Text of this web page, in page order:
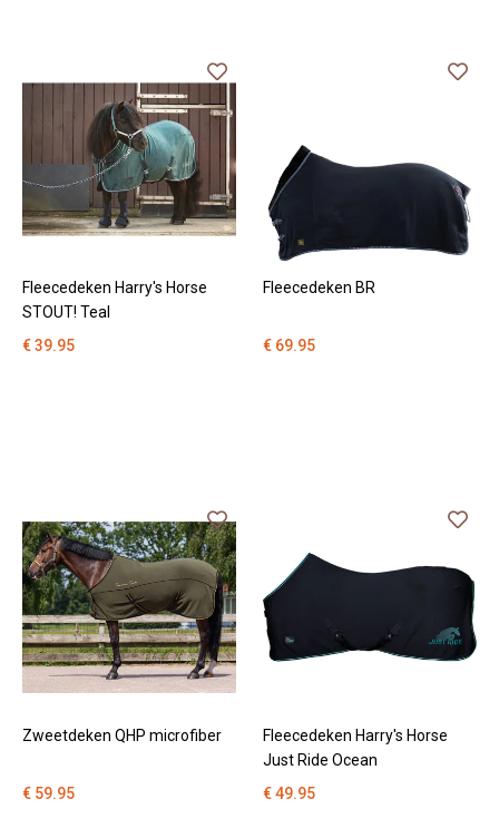
Fleecedeken Harry's Horse
STOUT! Teal
€ 39.95
Fleecedeken BR
€ 69.95
Zweetdeken QHP microfiber
€ 59.95
Fleecedeken Harry's Horse
Just Ride Ocean
€ 49.95